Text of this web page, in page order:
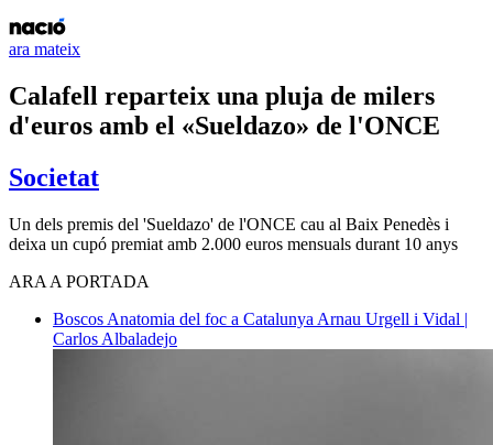
ara mateix
Calafell reparteix una pluja de milers
d'euros amb el «Sueldazo» de l'ONCE
Societat
Un dels premis del 'Sueldazo' de l'ONCE cau al Baix Penedès i
deixa un cupó premiat amb 2.000 euros mensuals durant 10 anys
ARA A PORTADA
Boscos Anatomia del foc a Catalunya Arnau Urgell i Vidal |
Carlos Albaladejo